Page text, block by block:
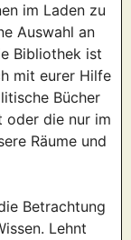
im Laden zu
Auswahl an
Bibliothek ist
mit eurer Hilfe
Bücher
oder die nur im
Räume und
Betrachtung
Lehnt